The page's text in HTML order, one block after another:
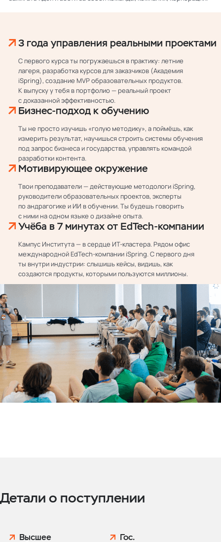
3 года управления реальными проектами
С первого курса ты погружаешься в практику: летние
лагеря, разработка курсов для заказчиков (Академия
iSpring), создание MVP образовательных продуктов.
К выпуску у тебя в портфолио — реальный проект
с доказанной эффективностью.
Бизнес-подход к обучению
Ты не просто изучишь «голую методику», а поймёшь, как
измерить результат, научишься строить системы обучения
под запрос бизнеса и государства, управлять командой
разработки контента.
Мотивирующее окружение
Твои преподаватели — действующие методологи iSpring,
руководители образовательных проектов, эксперты
по андрагогике и ИИ в обучении. Ты будешь говорить
с ними на одном языке о дизайне опыта.
Учёба в 7 минутах от EdTech-компании
Кампус Института — в сердце ИТ-кластера. Рядом офис
международной EdTech-компании iSpring. С первого дня
ты внутри индустрии: слышишь кейсы, видишь, как
создаются продукты, которыми пользуются миллионы.
Детали о поступлении
Высшее
Гос.